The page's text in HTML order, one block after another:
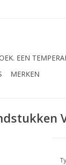
EEN
MERKEN